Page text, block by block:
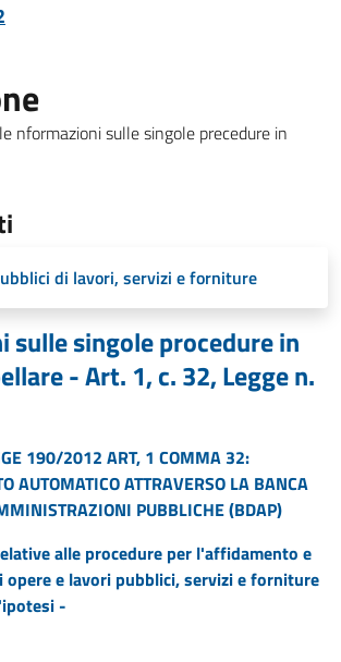
nformazioni sulle singole precedure in
di lavori, servizi e forniture
sulle singole procedure in
- Art. 1, c. 32, Legge n.
190/2012 ART, 1 COMMA 32:
AUTOMATICO ATTRAVERSO LA BANCA
PUBBLICHE (BDAP)
alle procedure per l'affidamento e
opere e lavori pubblici, servizi e forniture
-